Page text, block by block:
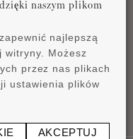
naszym plikom
najlepszą
witryny. Możesz
przez nas plikach
ustawienia plików
AKCEPTUJ